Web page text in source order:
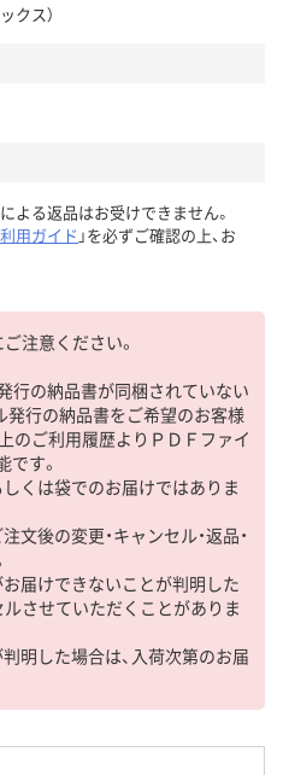
クス）
よる返品はお受けできません。
用ガイド 」を必ずご確認の上、お
注意ください。
行の納品書が同梱されていない
発行の納品書をご希望のお客様
のご利用履歴よりＰＤＦファイ
す。
くは袋でのお届けではありま
文後の変更・キャンセル・返品・
お届けできないことが判明した
させていただくことがありま
明した場合は、入荷次第のお届